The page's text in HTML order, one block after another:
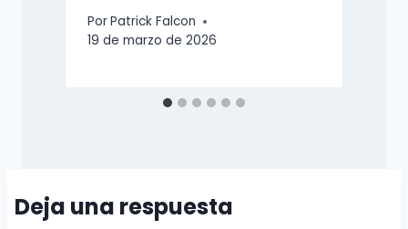
PorPatrick Falcon
19 de marzo de 2026
Deja una respuesta